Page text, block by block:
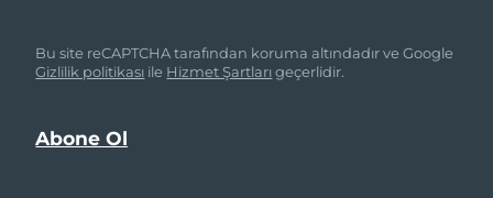
Bu site reCAPTCHA tarafından koruma altındadır ve Google
Gizlilik politikası ile Hizmet Şartlarıgeçerlidir.